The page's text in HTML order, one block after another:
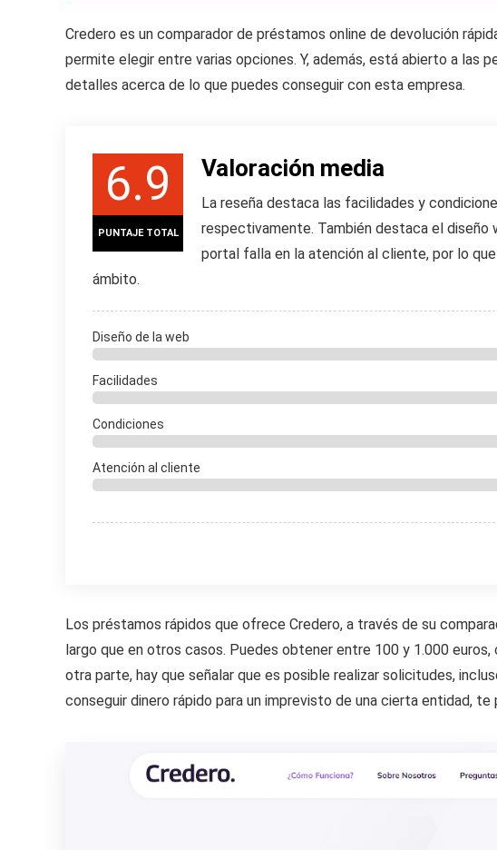
Credero es un comparador de préstamos online de devolución
permite elegir entre varias opciones. Y, además, está abierto a las
detalles acerca de lo que puedes conseguir con esta empresa.
6.9
PUNTAJE TOTAL
Valoración media
La reseña destaca las facilidades y
respectivamente. También destaca el diseño
portal falla en la atención al cliente, por lo
ámbito.
Diseño de la web
Facilidades
Condiciones
Atención al cliente
Los préstamos rápidos que ofrece Credero, a través de su
largo que en otros casos. Puedes obtener entre 100 y 1.000
otra parte, hay que señalar que es posible realizar solicitudes,
conseguir dinero rápido para un imprevisto de una cierta entidad,